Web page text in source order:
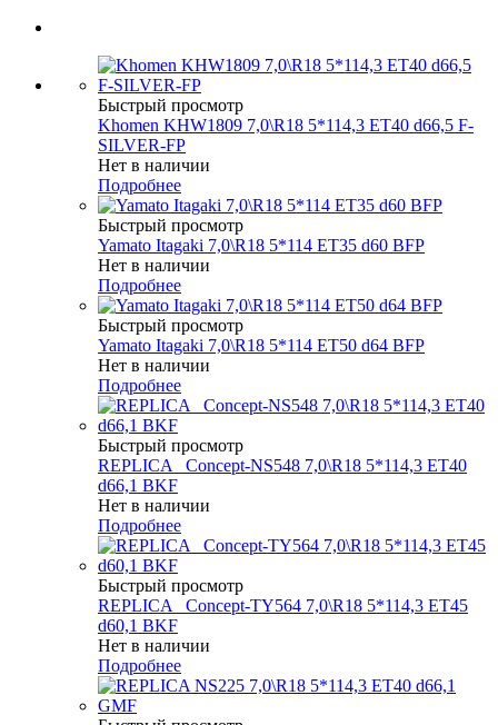
Быстрый просмотр
Khomen KHW1809 7,0\R18 5*114,3 ET40 d66,5 F-
SILVER-FP
Нет в наличии
Подробнее
Быстрый просмотр
Yamato Itagaki 7,0\R18 5*114 ET35 d60 BFP
Нет в наличии
Подробнее
Быстрый просмотр
Yamato Itagaki 7,0\R18 5*114 ET50 d64 BFP
Нет в наличии
Подробнее
Быстрый просмотр
REPLICA _Concept-NS548 7,0\R18 5*114,3 ET40
d66,1 BKF
Нет в наличии
Подробнее
Быстрый просмотр
REPLICA _Concept-TY564 7,0\R18 5*114,3 ET45
d60,1 BKF
Нет в наличии
Подробнее